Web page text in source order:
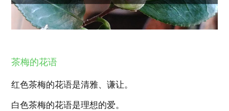
茶梅的花语
红色茶梅的花语是清雅、谦让。
白色茶梅的花语是理想的爱。